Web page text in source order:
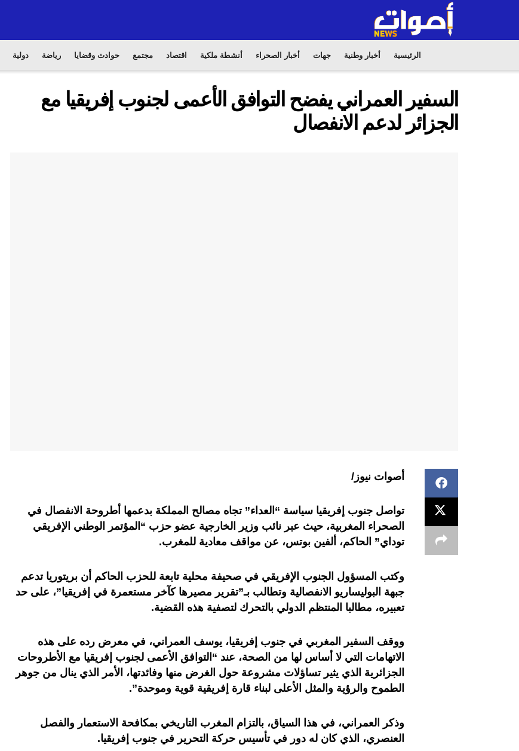
الرئيسية أخبار وطنية جهات أخبار الصحراء أنشطة ملكية اقتصاد مجتمع حوادث وقضايا رياضة دولية
السفير العمراني يفضح التوافق الأعمى لجنوب إفريقيا مع
الجزائر لدعم الانفصال
أصوات نيوز/
تواصل جنوب إفريقيا سياسة “العداء” تجاه مصالح المملكة بدعمها أطروحة الانفصال في
الصحراء المغربية، حيث عبر نائب وزير الخارجية عضو حزب “المؤتمر الوطني الإفريقي
توداي” الحاكم، ألفين بوتس، عن مواقف معادية للمغرب.
وكتب المسؤول الجنوب الإفريقي في صحيفة محلية تابعة للحزب الحاكم أن بريتوريا تدعم
جبهة البوليساريو الانفصالية وتطالب بـ”تقرير مصيرها كآخر مستعمرة في إفريقيا”، على حد
تعبيره، مطالبا المنتظم الدولي بالتحرك لتصفية هذه القضية.
ووقف السفير المغربي في جنوب إفريقيا، يوسف العمراني، في معرض رده على هذه
الاتهامات التي لا أساس لها من الصحة، عند “التوافق الأعمى لجنوب إفريقيا مع الأطروحات
الجزائرية الذي يثير تساؤلات مشروعة حول الغرض منها وفائدتها، الأمر الذي ينال من جوهر
الطموح والرؤية والمثل الأعلى لبناء قارة إفريقية قوية وموحدة”.
وذكر العمراني، في هذا السياق، بالتزام المغرب التاريخي بمكافحة الاستعمار والفصل
العنصري، الذي كان له دور في تأسيس حركة التحرير في جنوب إفريقيا.